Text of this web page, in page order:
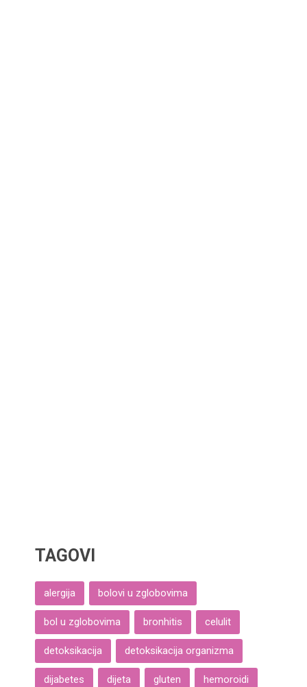
TAGOVI
alergija bolovi u zglobovima
bol u zglobovima bronhitis celulit
detoksikacija detoksikacija organizma
dijabetes dijeta gluten hemoroidi